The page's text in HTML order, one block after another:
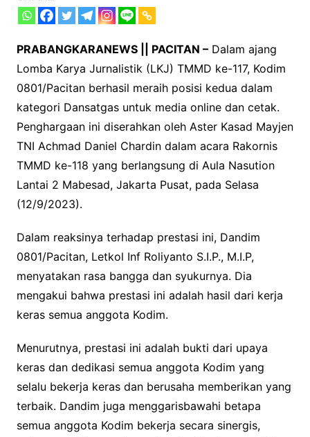
PRABANGKARANEWS || PACITAN –Dalam ajang
Lomba Karya Jurnalistik (LKJ) TMMD ke-117, Kodim
0801/Pacitan berhasil meraih posisi kedua dalam
kategori Dansatgas untuk media online dan cetak.
Penghargaan ini diserahkan oleh Aster Kasad Mayjen
TNI Achmad Daniel Chardin dalam acara Rakornis
TMMD ke-118 yang berlangsung di Aula Nasution
Lantai 2 Mabesad, Jakarta Pusat, pada Selasa
(12/9/2023).
Dalam reaksinya terhadap prestasi ini, Dandim
0801/Pacitan, Letkol Inf Roliyanto S.I.P., M.I.P,
menyatakan rasa bangga dan syukurnya. Dia
mengakui bahwa prestasi ini adalah hasil dari kerja
keras semua anggota Kodim.
Menurutnya, prestasi ini adalah bukti dari upaya
keras dan dedikasi semua anggota Kodim yang
selalu bekerja keras dan berusaha memberikan yang
terbaik. Dandim juga menggarisbawahi betapa
semua anggota Kodim bekerja secara sinergis,